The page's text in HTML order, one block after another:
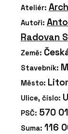
Ateliér:
Autoři:
Radovan
Země:
Stavebník:
Město:
Ulice, číslo:
PSČ: 570 01
Suma: 116